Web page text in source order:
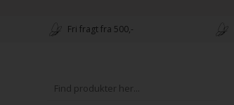
Fri fragt fra 500,-